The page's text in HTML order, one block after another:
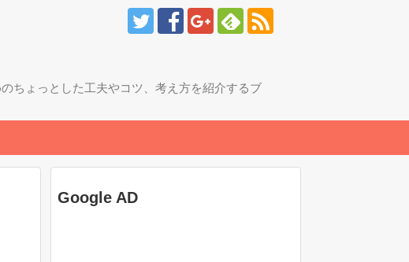
ちょっとした工夫やコツ、考え方を紹介するブ
Google AD